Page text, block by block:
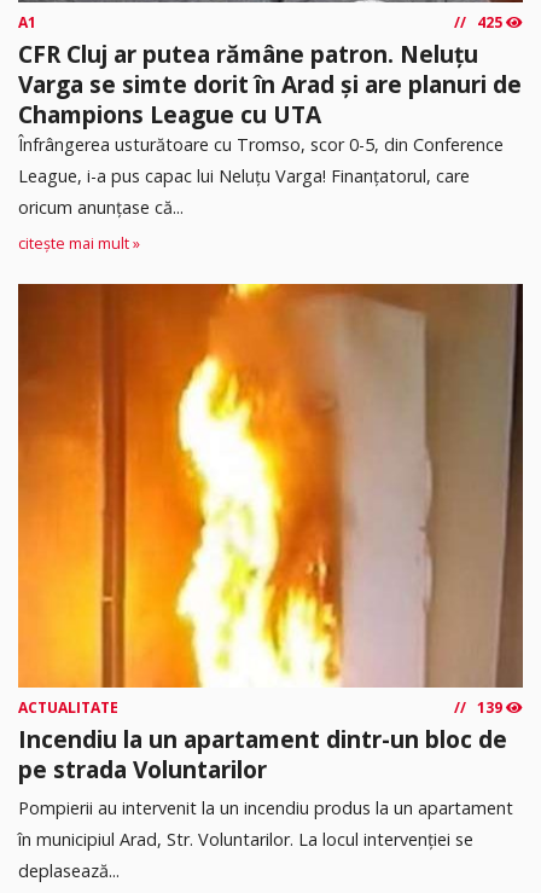
A1 425
CFR Cluj ar putea rămâne patron. Neluțu
Varga se simte dorit în Arad și are planuri de
Champions League cu UTA
Înfrângerea usturătoare cu Tromso, scor 0-5, din Conference
League, i-a pus capac lui Neluțu Varga! Finanțatorul, care
oricum anunțase că...
citește mai mult »
ACTUALITATE 139
Incendiu la un apartament dintr-un bloc de
pe strada Voluntarilor
Pompierii au intervenit la un incendiu produs la un apartament
în municipiul Arad, Str. Voluntarilor. La locul intervenției se
deplasează...